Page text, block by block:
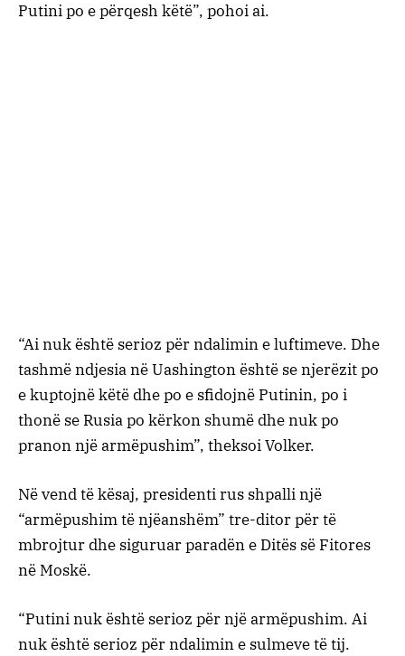
Putini po e përqesh këtë”, pohoi ai.
“Ai nuk është serioz për ndalimin e luftimeve. Dhe
tashmë ndjesia në Uashington është se njerëzit po
e kuptojnë këtë dhe po e sfidojnë Putinin, po i
thonë se Rusia po kërkon shumë dhe nuk po
pranon një armëpushim”, theksoi Volker.
Në vend të kësaj, presidenti rus shpalli një
“armëpushim të njëanshëm” tre-ditor për të
mbrojtur dhe siguruar paradën e Ditës së Fitores
në Moskë.
“Putini nuk është serioz për një armëpushim. Ai
nuk është serioz për ndalimin e sulmeve të tij.